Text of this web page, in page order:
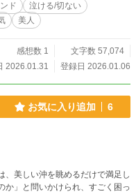
ド
泣ける/切ない
美人
感想数 1
文字数 57,074
2026.01.31
登録日 2026.01.06
お気に入り追加 6
、美しい沖を眺めるだけで満足し
か」と問いかけられ、すごく困っ